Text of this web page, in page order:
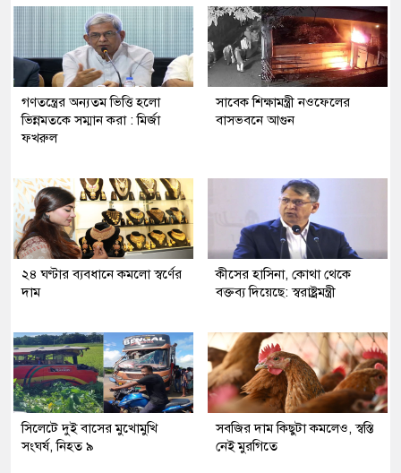
গণতন্ত্রের অন্যতম ভিত্তি হলো
ভিন্নমতকে সম্মান করা : মির্জা
ফখরুল
সাবেক শিক্ষামন্ত্রী নওফেলের
বাসভবনে আগুন
২৪ ঘণ্টার ব্যবধানে কমলো স্বর্ণের
দাম
কীসের হাসিনা, কোথা থেকে
বক্তব্য দিয়েছে: স্বরাষ্ট্রমন্ত্রী
সিলেটে দুই বাসের মুখোমুখি
সংঘর্ষ, নিহত ৯
সবজির দাম কিছুটা কমলেও, স্বস্তি
নেই মুরগিতে